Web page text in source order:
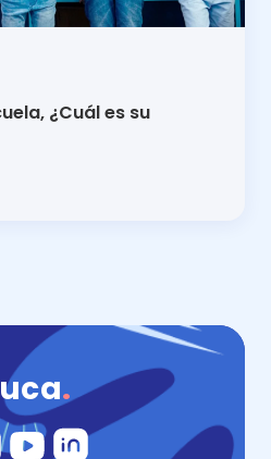
¿Cuál es su
.